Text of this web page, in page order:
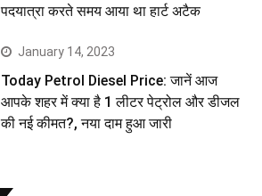
पदयात्रा करते समय आया था हार्ट अटैक
January 14, 2023
Today Petrol Diesel Price: जानें आज
आपके शहर में क्या है 1 लीटर पेट्रोल और डीजल
की नई कीमत?, नया दाम हुआ जारी